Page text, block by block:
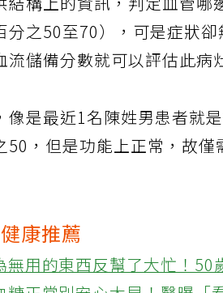
結構上的資訊，判定血管
分之50至70），可是症狀
流儲備分數就可以評估此病
像是最近1名陳姓男患者就
50，但是功能上正常，故僅
康推薦
用的東西反幫了大忙！50